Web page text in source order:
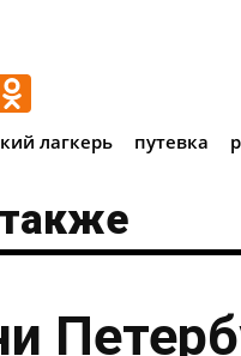
лагкерь путевка